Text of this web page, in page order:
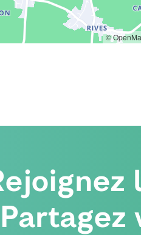
©
Partagez